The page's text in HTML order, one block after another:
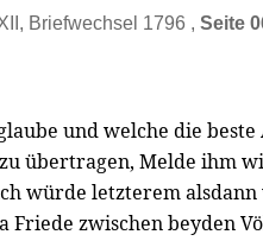
Briefwechsel 1796 , Seite
und welche die
übertragen, Melde ihm
würde letzterem
Friede zwischen beyden